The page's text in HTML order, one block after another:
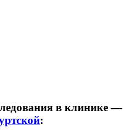
в клинике —
: